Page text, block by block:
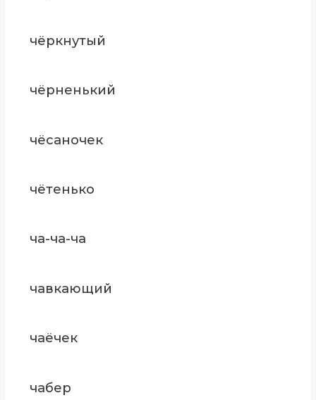
чёркнутый
чёрненький
чёсаночек
чётенько
ча-ча-ча
чавкающий
чаёчек
чабер